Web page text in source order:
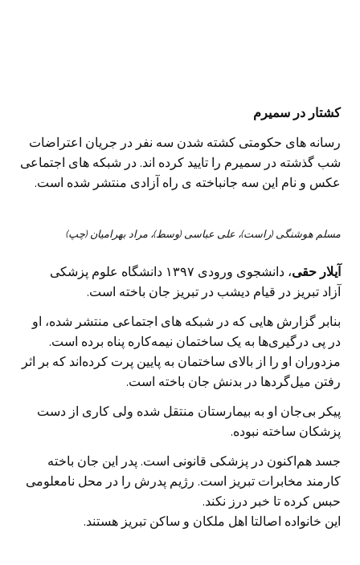
کشتار در سمیرم
رسانه های حکومتی کشته شدن سه نفر در جریان اعتراضات
شب گذشته در سمیرم را تایید کرده اند. در شبکه های اجتماعی
عکس و نام این سه جانباخته ی راه آزادی منتشر شده است.
مسلم هوشنگی (راست)، علی عباسی (وسط)، مراد بهرامیان (چپ)
آیلار حقی
، دانشجوی ورودی ۱۳۹۷ دانشگاه علوم پزشکی
آزاد تبریز در قیام دیشب در تبریز جان باخته است.
بنابر گزارش هایی که در شبکه های اجتماعی منتشر شده، او
در پی درگیری‌ها به یک ساختمان نیمه‌کاره پناه برده است.
مزدوران او را از بالای ساختمان به پایین پرت کرده‌اند که بر اثر
رفتن میل‌گردها در بدنش جان باخته است.
پیکر بی‌جان او به بیمارستان منتقل شده ولی کاری از دست
پزشکان ساخته نبوده.
جسد هم‌اکنون در پزشکی قانونی است. پدر این جان باخته
کارمند مخابرات تبریز است. رژیم پدرش را در محل نامعلومی
حبس کرده تا خبر درز نکند.
این خانواده اصالتا اهل ملکان و ساکن تبریز هستند.